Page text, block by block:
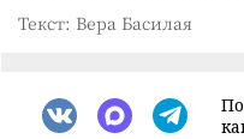
Текст: Вера Басилая